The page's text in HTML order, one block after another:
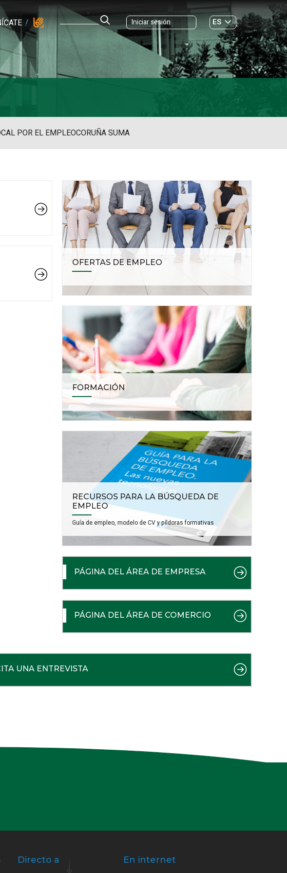
Iniciar sesión
ES
GL
POR EL EMPLEOCORUÑA SUMA
OFERTAS DE EMPLEO
FORMACIÓN
RECURSOS PARA LA BÚSQUEDA DE
EMPLEO
Guía de empleo, modelo de CV y píldoras formativas
PÁGINA DEL ÁREA DE EMPRESA
PÁGINA DEL ÁREA DE COMERCIO
UNA ENTREVISTA
Directo a En internet